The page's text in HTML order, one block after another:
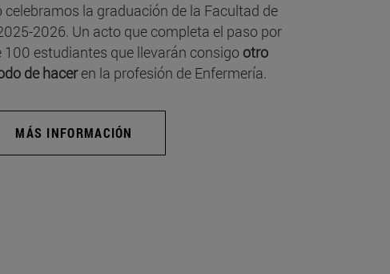
celebramos la graduación de la Facultad de
2026. Un acto que completa el paso por
100 estudiantes que llevarán consigo otro
de haceren la profesión de Enfermería.
MÁS INFORMACIÓN